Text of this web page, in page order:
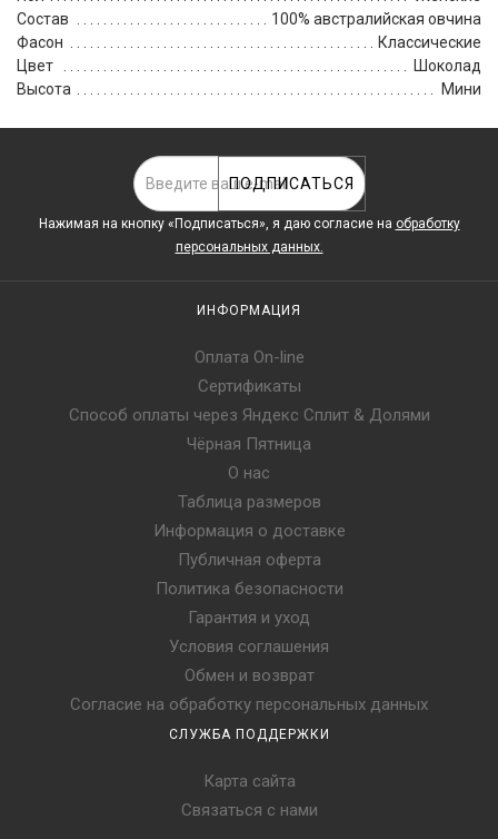
Состав
100% австралийская овчина
Фасон
Классические
Цвет
Шоколад
Высота
Мини
ПОДПИСАТЬСЯ
Нажимая на кнопку «Подписаться», я даю cогласие на обработку
персональных данных.
ИНФОРМАЦИЯ
Оплата On-line
Сертификаты
Способ оплаты через Яндекс Сплит & Долями
Чёрная Пятница
О нас
Таблица размеров
Информация о доставке
Публичная оферта
Политика безопасности
Гарантия и уход
Условия соглашения
Обмен и возврат
Согласие на обработку персональных данных
СЛУЖБА ПОДДЕРЖКИ
Карта сайта
Связаться с нами